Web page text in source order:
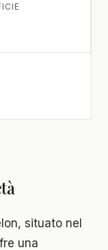
situato nel
una